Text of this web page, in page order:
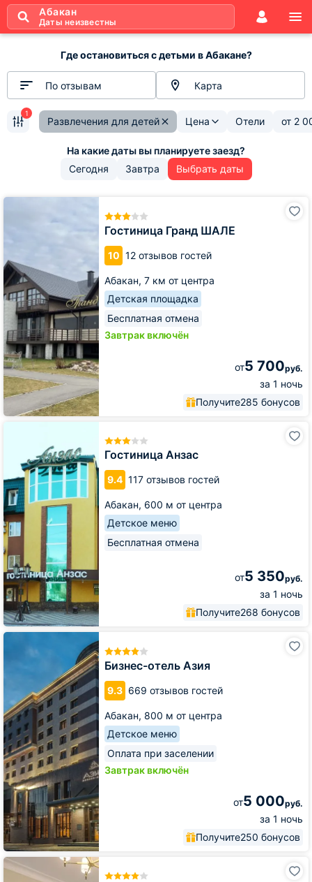
Абакан
Даты неизвестны
Где остановиться с детьми в Абакане?
По отзывам Карта
Развлечения для детей Цена Отели от 2
1
Сегодня Завтра Выбрать даты
Гостиница Гранд ШАЛЕ
10 12 отзывов гостей
Абакан, 7 км от центра
Детская площадка
Бесплатная отмена
Завтрак включён
от5 700руб.
за 1 ночь
Получите285 бонусов
Гостиница
Гостиница Анзас
9.4 117 отзывов гостей
Абакан, 600 м от центра
Детское меню
Бесплатная отмена
от5 350руб.
за 1 ночь
Получите268 бонусов
Бизнес-отель Азия
9.3 669 отзывов гостей
Абакан, 800 м от центра
Детское меню
Оплата при заселении
Завтрак включён
от5 000руб.
за 1 ночь
Получите250 бонусов
Бизнес-
Отель
Абакан